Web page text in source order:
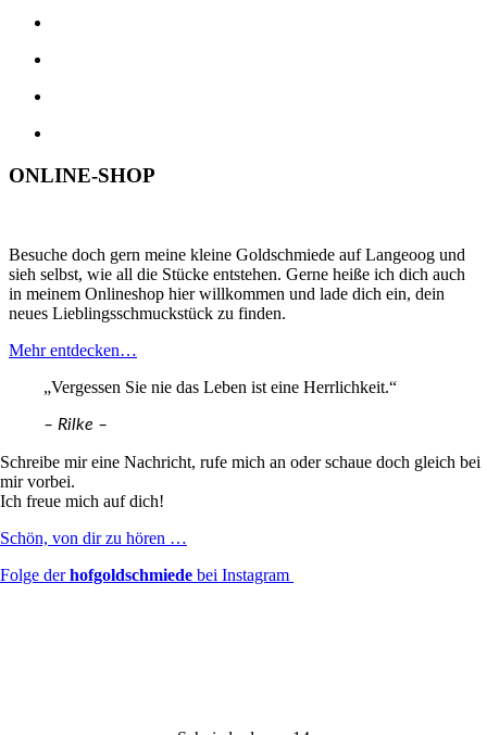
ONLINE-SHOP
Besuche doch gern meine kleine Goldschmiede auf Langeoog und
sieh selbst, wie all die Stücke entstehen. Gerne heiße ich dich auch
in meinem Onlineshop hier willkommen und lade dich ein, dein
neues Lieblingsschmuckstück zu finden.
Mehr entdecken…
„Vergessen Sie nie das Leben ist eine Herrlichkeit.“
– Rilke –
Schreibe mir eine Nachricht, rufe mich an oder schaue doch gleich bei
mir vorbei.
Ich freue mich auf dich!
Schön, von dir zu hören …
Folge derhofgoldschmiede bei Instagram